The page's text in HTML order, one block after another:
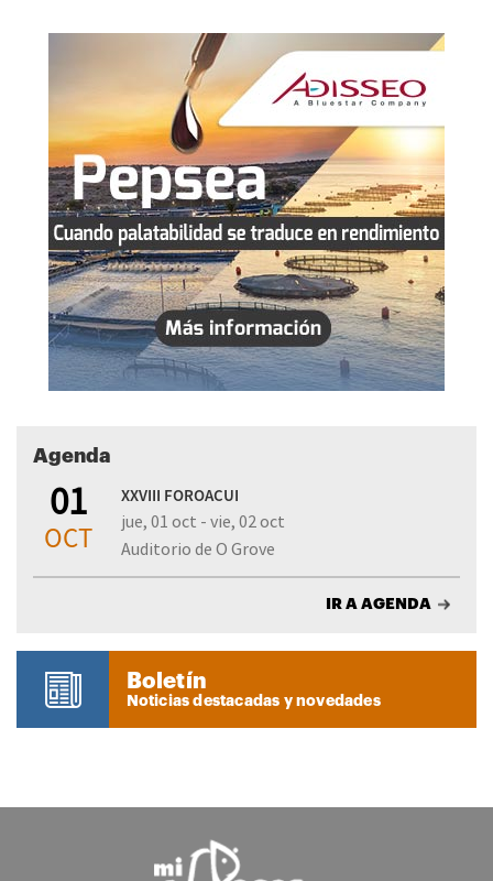
Agenda
01
OCT
XXVIII FOROACUI
jue, 01 oct - vie, 02 oct
Auditorio de O Grove
IR A AGENDA
Boletín
Noticias destacadas y novedades